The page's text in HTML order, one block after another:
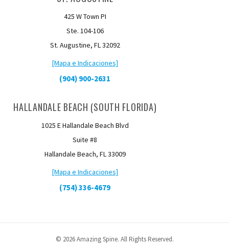
425 W Town PI
Ste. 104-106
St. Augustine, FL 32092
[Mapa e Indicaciones]
(904) 900-2631
HALLANDALE BEACH (SOUTH FLORIDA)
1025 E Hallandale Beach Blvd
Suite #8
Hallandale Beach, FL 33009
[Mapa e Indicaciones]
(754) 336-4679
© 2026 Amazing Spine. All Rights Reserved.